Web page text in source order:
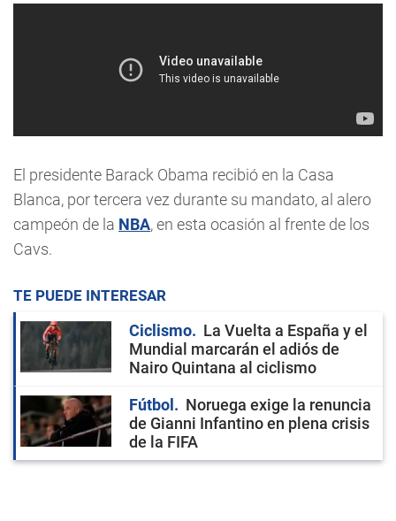
El presidente Barack Obama recibió en la Casa
Blanca, por tercera vez durante su mandato, al alero
campeón de la NBA, en esta ocasión al frente de los
Cavs.
TE PUEDE INTERESAR
Ciclismo
La Vuelta a España y el
Mundial marcarán el adiós de
Nairo Quintana al ciclismo
Fútbol
Noruega exige la renuncia
de Gianni Infantino en plena crisis
de la FIFA